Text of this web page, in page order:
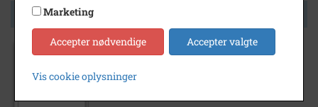
Side 1 af 1
1985
Haverslev Mejeri, Vestbygade 26, Haverslev,
Marketing
Accepter nødvendige Accepter valgte
Vis cookie oplysninger